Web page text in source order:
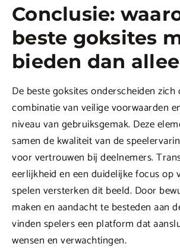
Conclusie:
beste goksites
bieden dan
De beste goksites onderscheiden zich
combinatie van veilige voorwaarden
niveau van gebruiksgemak. Deze
samen de kwaliteit van de
voor vertrouwen bij deelnemers.
eerlijkheid en een duidelijke focus op
spelen versterken dit beeld. Door
maken en aandacht te besteden aan
vinden spelers een platform dat
wensen en verwachtingen.